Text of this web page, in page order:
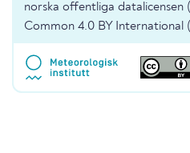
norska offentliga datalicensen
Common 4.0 BY International